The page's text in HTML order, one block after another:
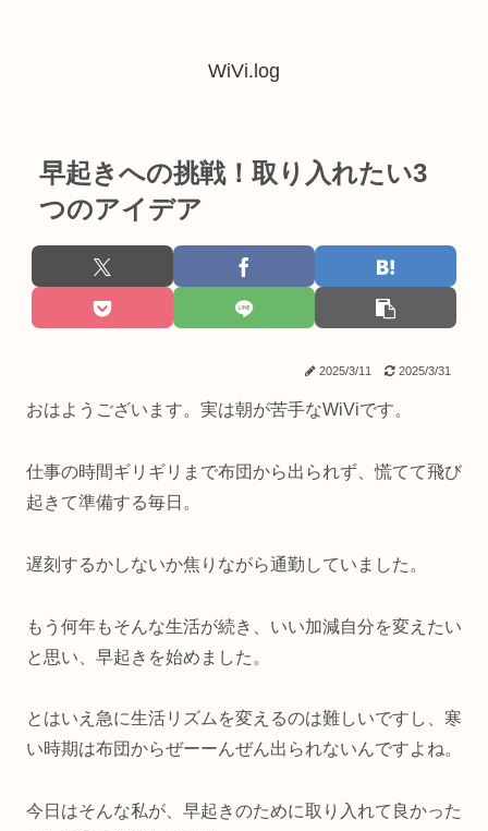
WiVi.log
早起きへの挑戦！取り入れたい3
つのアイデア
2025/3/11 2025/3/31
おはようございます。実は朝が苦手なWiViです。
仕事の時間ギリギリまで布団から出られず、慌てて飛び
起きて準備する毎日。
遅刻するかしないか焦りながら通勤していました。
もう何年もそんな生活が続き、いい加減自分を変えたい
と思い、早起きを始めました。
とはいえ急に生活リズムを変えるのは難しいですし、寒
い時期は布団からぜーーんぜん出られないんですよね。
今日はそんな私が、早起きのために取り入れて良かった